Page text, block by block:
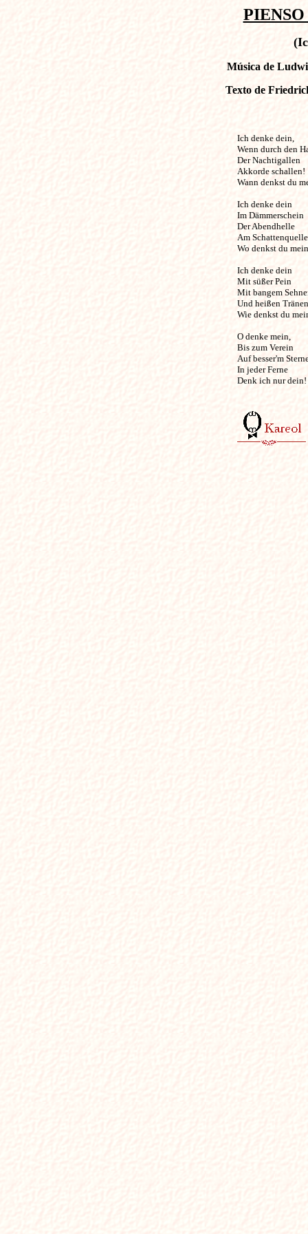
Música de
Texto de
Ich denke dein,
Wenn durch den
Der Nachtigallen
Akkorde schallen!
Wann denkst du
Ich denke dein
Im Dämmerschein
Der Abendhelle
Am
Wo denkst du
Ich denke dein
Mit süßer Pein
Mit bangem
Und heißen
Wie denkst du
O denke mein,
Bis zum Verein
Auf besser'm
In jeder Ferne
Denk ich nur dein!